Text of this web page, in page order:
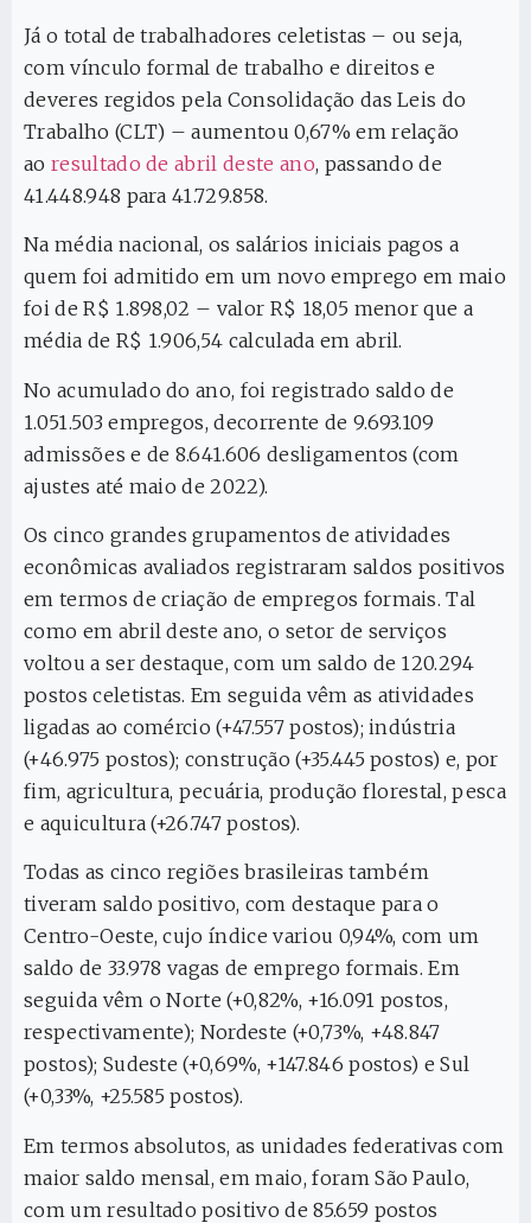
Já o total de trabalhadores celetistas – ou seja,
com vínculo formal de trabalho e direitos e
deveres regidos pela Consolidação das Leis do
Trabalho (CLT) – aumentou 0,67% em relação
ao resultado de abril deste ano, passando de
41.448.948 para 41.729.858.
Na média nacional, os salários iniciais pagos a
quem foi admitido em um novo emprego em maio
foi de R$ 1.898,02 – valor R$ 18,05 menor que a
média de R$ 1.906,54 calculada em abril.
No acumulado do ano, foi registrado saldo de
1.051.503 empregos, decorrente de 9.693.109
admissões e de 8.641.606 desligamentos (com
ajustes até maio de 2022).
Os cinco grandes grupamentos de atividades
econômicas avaliados registraram saldos positivos
em termos de criação de empregos formais. Tal
como em abril deste ano, o setor de serviços
voltou a ser destaque, com um saldo de 120.294
postos celetistas. Em seguida vêm as atividades
ligadas ao comércio (+47.557 postos); indústria
(+46.975 postos); construção (+35.445 postos) e, por
fim, agricultura, pecuária, produção florestal, pesca
e aquicultura (+26.747 postos).
Todas as cinco regiões brasileiras também
tiveram saldo positivo, com destaque para o
Centro-Oeste, cujo índice variou 0,94%, com um
saldo de 33.978 vagas de emprego formais. Em
seguida vêm o Norte (+0,82%, +16.091 postos,
respectivamente); Nordeste (+0,73%, +48.847
postos); Sudeste (+0,69%, +147.846 postos) e Sul
(+0,33%, +25.585 postos).
Em termos absolutos, as unidades federativas com
maior saldo mensal, em maio, foram São Paulo,
com um resultado positivo de 85.659 postos